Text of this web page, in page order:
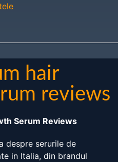
hair
reviews
Serum Reviews
despre serurile de
in Italia, din brandul